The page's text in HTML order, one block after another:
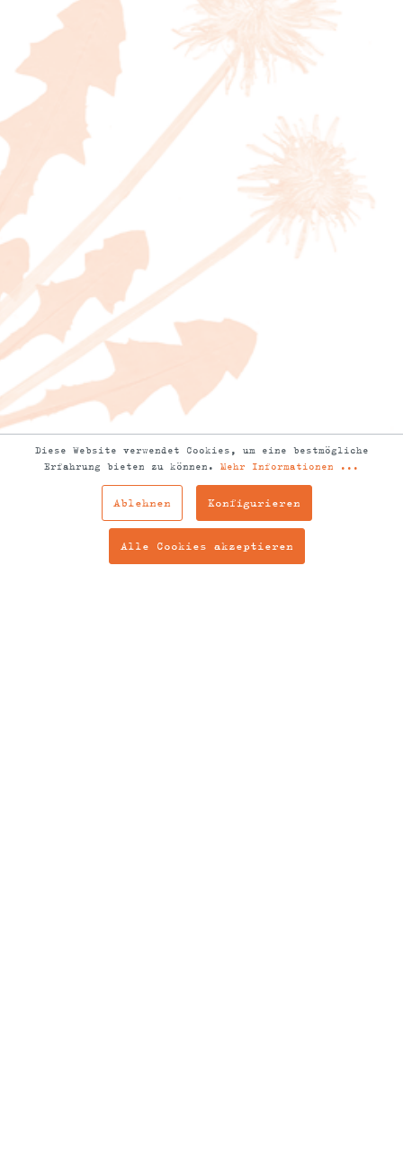
Diese Website verwendet Cookies, um eine bestmögliche
Erfahrung bieten zu können. Mehr Informationen ...
Ablehnen Konfigurieren
Alle Cookies akzeptieren